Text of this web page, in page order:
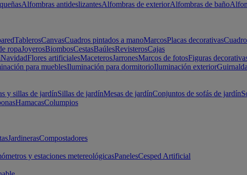
Alfombras antideslizantesAlfombras de exteriorAlfombras de baño
TablerosCanvasCuadros pintados a manoMarcosPlacas decorativas
ropaJoyerosBiombosCestasBaúlesRevisterosCajas
NavidadFlores artificialesMaceterosJarronesMarcos de fotosFiguras
para mueblesIluminación para dormitorioIluminación exterior
y sillas de jardínSillas de jardínMesas de jardínConjuntos de sofás de jardín
HamacasColumpios
JardinerasCompostadores
y estaciones metereológicasPanelesCesped Artificial